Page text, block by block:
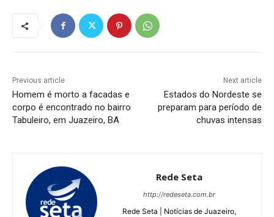
Previous article
Homem é morto a facadas e
corpo é encontrado no bairro
Tabuleiro, em Juazeiro, BA
Next article
Estados do Nordeste se
preparam para período de
chuvas intensas
Rede Seta
http://redeseta.com.br
Rede Seta | Notícias de Juazeiro,